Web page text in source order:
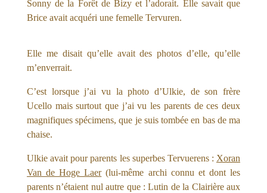
Sonny de la Forêt de Bizy et l’adorait. Elle savait que
Brice avait acquéri une femelle Tervuren.
Elle me disait qu’elle avait des photos d’elle, qu’elle
m’enverrait.
C’est lorsque j’ai vu la photo d’Ulkie, de son frère
Ucello mais surtout que j’ai vu les parents de ces deux
magnifiques spécimens, que je suis tombée en bas de ma
chaise.
Ulkie avait pour parents les superbes Tervuerens : Xoran
Van de Hoge Laer(lui-même archi connu et dont les
parents n’étaient nul autre que : Lutin de la Clairière aux